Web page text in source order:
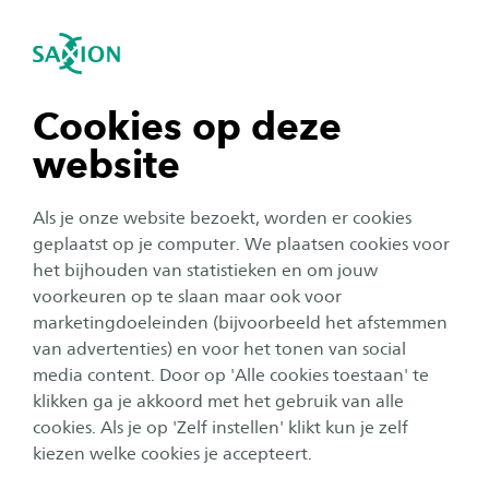
Cookies op deze
website
Als je onze website bezoekt, worden er cookies
geplaatst op je computer. We plaatsen cookies voor
het bijhouden van statistieken en om jouw
voorkeuren op te slaan maar ook voor
marketingdoeleinden (bijvoorbeeld het afstemmen
van advertenties) en voor het tonen van social
media content. Door op 'Alle cookies toestaan' te
klikken ga je akkoord met het gebruik van alle
cookies. Als je op 'Zelf instellen' klikt kun je zelf
kiezen welke cookies je accepteert.
Navigatie openen
tonen
tonen
tonen
tonen
sluiten
Events
Alle categorieën
Alle maanden
Geen resultaat